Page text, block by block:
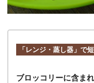
「レンジ・蒸し器」で
ブロッコリーに含ま